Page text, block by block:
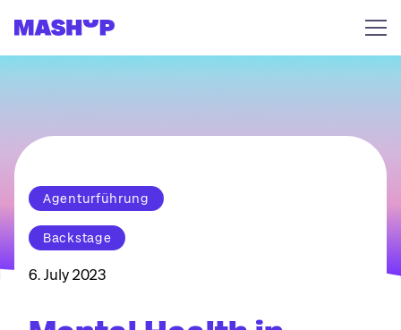
Agenturführung
Backstage
6. July 2023